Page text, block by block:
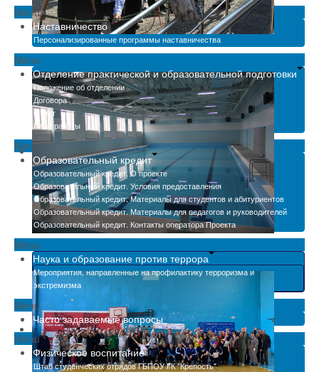
Menu
Наставничество
Персонализированные программы наставничества
Menu
Отделение практической и образовательной подготовки
Положение об отделении
Договора
Отчет
План работы
Menu
Образовательный кредит
Образовательный кредит. О проекте
Образовательный кредит. Условия предоставления
Образовательный кредит. Материалы для студентов и абитуриентов
Образовательный кредит. Материалы для педагогов и руководителей
Образовательный кредит. Контакты оператора Проекта
Menu
Наука и образование против террора
Мероприятия, направленные на профилактику терроризма и
экстремизма
Menu
Часто задаваемые вопросы
Menu
Физическое воспитание
Штаб студенческих отрядов ГБПОУ ГК "Крепость"